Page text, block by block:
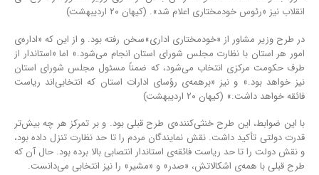
انقلاب نیز «رئوس خودمختاری اعلام شد». (کیهان ۲۰ اردیبهشت)
در طرح وزیر مشاور از «خودمختاری اداری»سخن رفته بود. و از این که «اداره‌ی
امور هر استان با نظارت مجلس شورای استان انجام می‌شود.» اما «استاندار از
طرف حکومت مرکزی انتخاب می‌شود، که ضمناً مسئول مجلس شورای استان
نیز خواهد بود.» و نیز «برهمه‌ی رؤسای ادارات استان که انتخابی‌اند ریاست
فائقه خواهد داشت.» (کیهان ۲۰ اردیبهشت)
با این ضوابط، این طرح خنثی‌کننده‌ی طرح قبلی بود. و بر تمرکز هر چه بیش‌تر
قدرت دولتی تأکید داشت. نقش نمایندگان مردم را تا حد نظارت تنزل داده بود،
و نقش دولت را تا حد ریاست فائقه‌ی استاندار انتصابی بالا برده بود. حال آن که
طرح قبلی با همه‌ی اشکالاتش، «صدر» و «مشیر» را نیز انتخابی می‌دانست.